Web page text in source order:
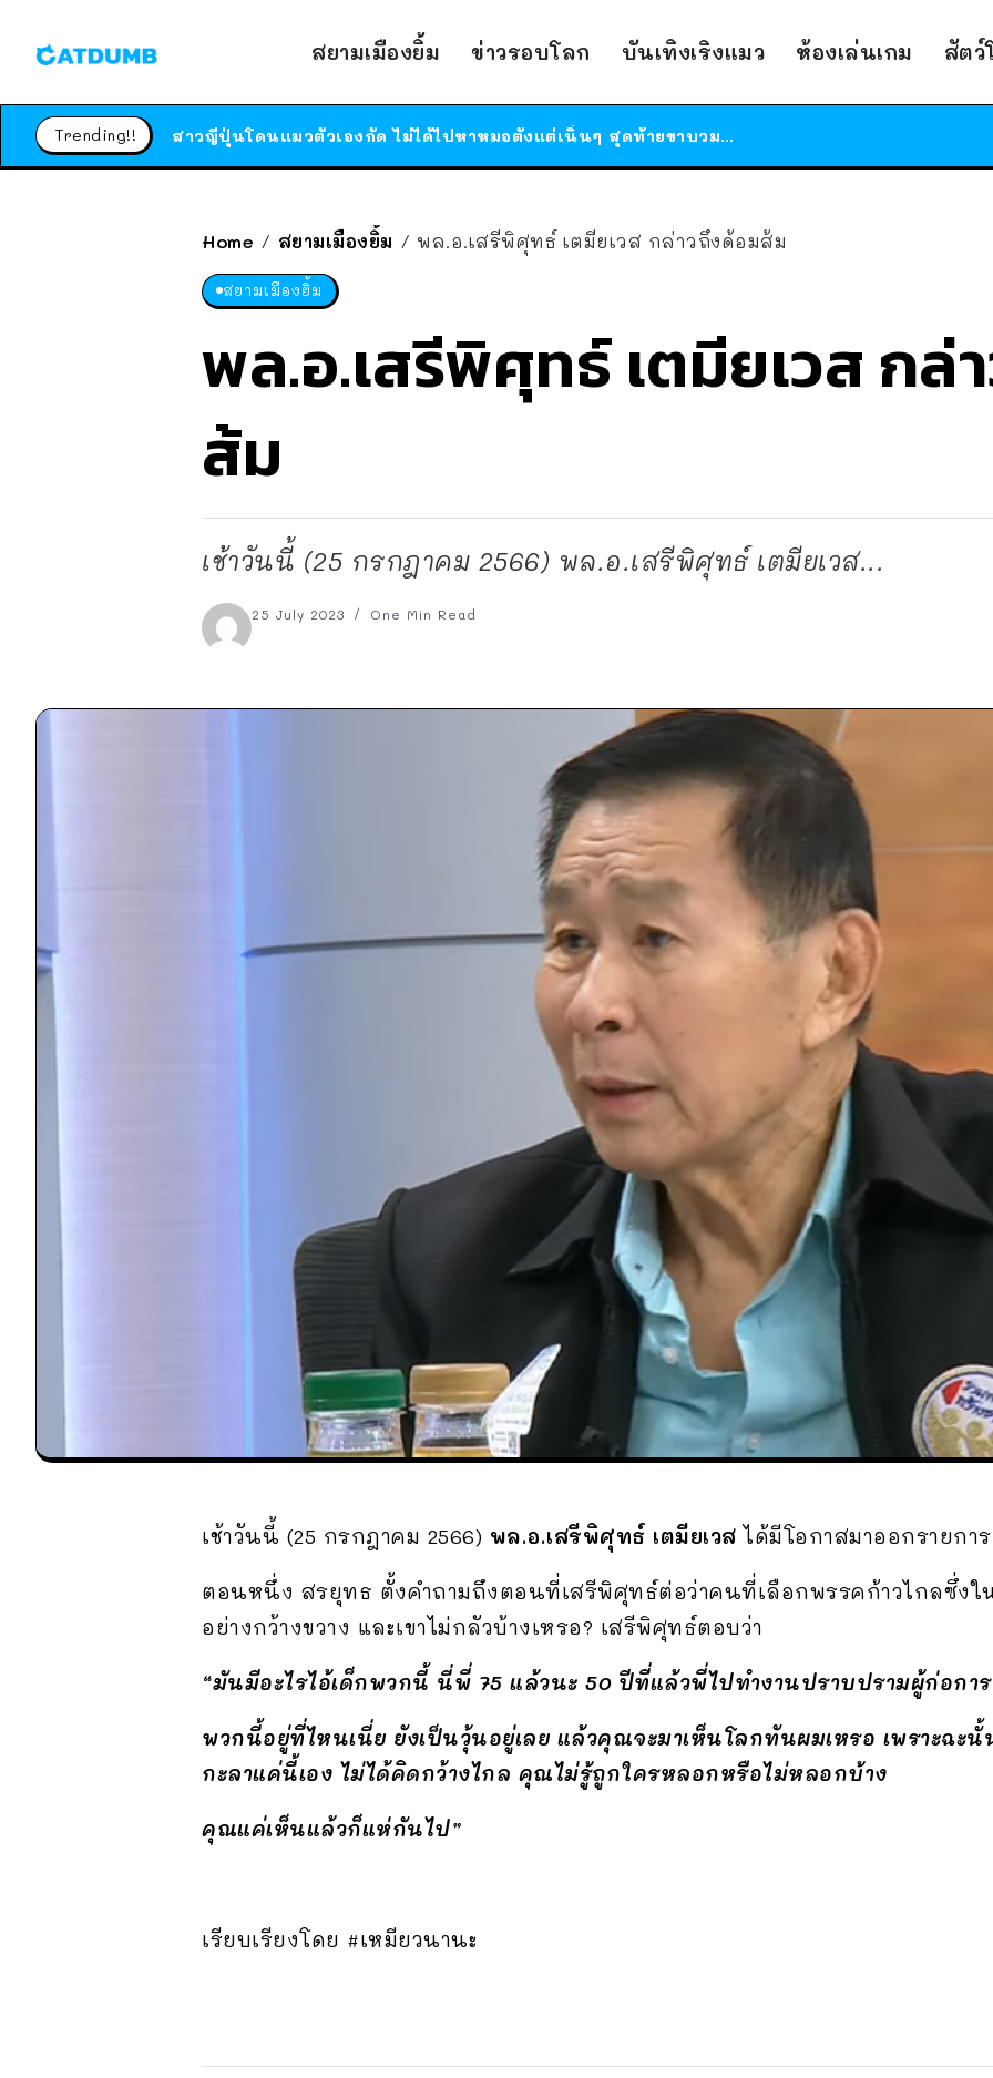
สยามเมืองยิ้ม ข่าวรอบโลก บันเทิงเริงแมว ห้องเล่นเกม สัตว์
Trending!!
ร้านอาหารในนิวยอร์กประกาศปิดตัวลง หลังอยู่มานานกว่า 45 ปี ติดป้ายขอบคุณลูกค้าทุกคน แถมสูตรทำไวท์ซอสให้แบบจัดเต็ม
ได้เวลาเด็กหนวดรวมตัว RF Online Next เปิดให้เล่นแล้ว เกม Sci-Fi MMORPG ระดับตำนาน เล่นได้ทั้งมือถือและ PC
สาวญี่ปุ่นโดนแมวตัวเองกัด ไม่ได้ไปหาหมอตั้งแต่เนิ่นๆ สุดท้ายขาบวม กลายเป็นโรคเนื้อเน่า เตือนทาสแมวทั้งหลายให้ระวัง
Home / สยามเมืองยิ้ม / พล.อ.เสรีพิศุทธ์ เตมียเวส กล่าวถึงด้อมส้ม
สยามเมืองยิ้ม
พล.อ.เสรีพิศุทธ์ เตมียเวส กล่
ส้ม
เช้าวันนี้ (25 กรกฎาคม 2566) พล.อ.เสรีพิศุทธ์ เตมียเวส...
25 July 2023 One Min Read
เช้าวันนี้ (25 กรกฎาคม 2566) พล.อ.เสรีพิศุทธ์ เตมียเวส ได้มีโอกาสมาออกรายการ
ตอนหนึ่ง สรยุทธ ตั้งคำถามถึงตอนที่เสรีพิศุทธ์ต่อว่าคนที่เลือกพรรคก้าวไกลซึ่ง
อย่างกว้างขวาง และเขาไม่กลัวบ้างเหรอ? เสรีพิศุทธ์ตอบว่า
“มันมีอะไรไอ้เด็กพวกนี้ นี่พี่ 75 แล้วนะ 50 ปีที่แล้วพี่ไปทำงานปราบปรามผู้ก่อกา
พวกนี้อยู่ที่ไหนเนี่ย ยังเป็นวุ้นอยู่เลย แล้วคุณจะมาเห็นโลกทันผมเหรอ เพราะฉะ
กะลาแค่นี้เอง ไม่ได้คิดกว้างไกล คุณไม่รู้ถูกใครหลอกหรือไม่หลอกบ้าง
คุณแค่เห็นแล้วก็แห่กันไป”
เรียบเรียงโดย #เหมียวนานะ